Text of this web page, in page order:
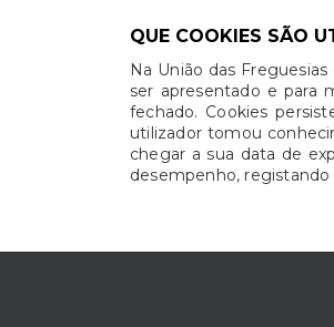
QUE COOKIES SÃO
Na União das
ser apresentado e para
fechado. Cookies
utilizador tomou
chegar a sua data de
desempenho,